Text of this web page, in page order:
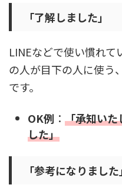
「了解しました」
LINEなどで使い慣れ
の人が目下の人に使う
です。
OK例 ： 「承知いた
した」
「参考になりました